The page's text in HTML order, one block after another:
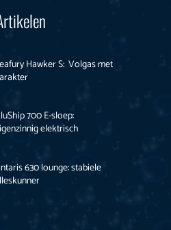
Hawker S: Volgas met
700 E-sloep:
elektrisch
630 lounge: stabiele